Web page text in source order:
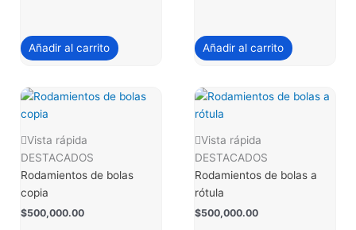
Añadir al carrito Añadir al carrito
Vista rápida
DESTACADOS
Rodamientos de bolas
copia
$500,000.00
Vista rápida
DESTACADOS
Rodamientos de bolas a
rótula
$500,000.00